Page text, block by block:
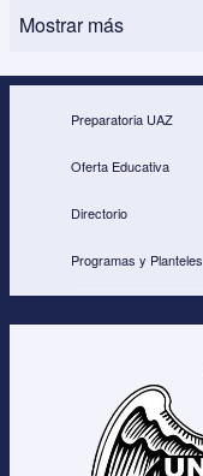
Mostrar más
Preparatoria UAZ
Oferta Educativa
Directorio
Programas y Planteles